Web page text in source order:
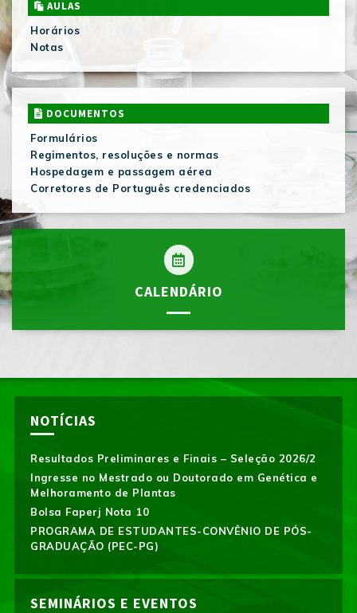
AULAS
Horários
Notas
DOCUMENTOS
Formulários
Regimentos, resoluções e normas
Hospedagem e passagem aérea
Corretores de Português credenciados
CALENDÁRIO
NOTÍCIAS
Resultados Preliminares e Finais – Seleção 2026/2
Ingresse no Mestrado ou Doutorado em Genética e
Melhoramento de Plantas
Bolsa Faperj Nota 10
PROGRAMA DE ESTUDANTES-CONVÊNIO DE PÓS-
GRADUAÇÃO (PEC-PG)
SEMINÁRIOS E EVENTOS